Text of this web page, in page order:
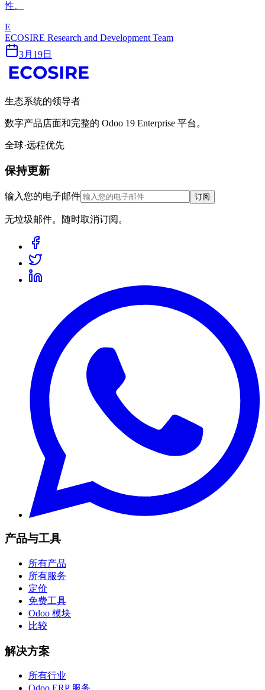
性。
E
ECOSIRE Research and Development Team
3月19日
生态系统的领导者
数字产品店面和完整的 Odoo 19 Enterprise 平台。
全球·远程优先
保持更新
输入您的电子邮件 订阅
无垃圾邮件。随时取消订阅。
产品与工具
所有产品
所有服务
定价
免费工具
Odoo 模块
比较
解决方案
所有行业